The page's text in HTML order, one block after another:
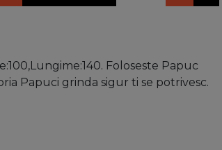
Foloseste Papuc
Papuci grinda sigur ti se potrivesc.